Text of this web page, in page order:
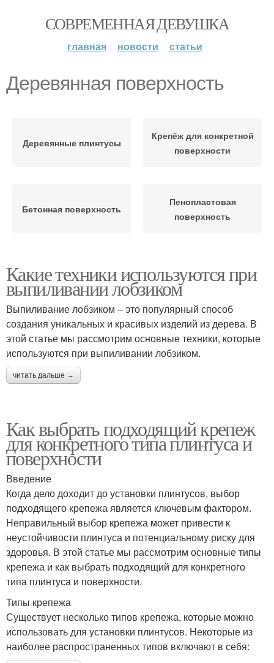
СОВРЕМЕННАЯ ДЕВУШКА
главная новости статьи
Деревянная поверхность
Деревянные плинтусы
Крепёж для конкретной
поверхности
Бетонная поверхность
Пенопластовая
поверхность
Какие техники используются при
выпиливании лобзиком
Выпиливание лобзиком – это популярный способ
создания уникальных и красивых изделий из дерева. В
этой статье мы рассмотрим основные техники, которые
используются при выпиливании лобзиком.
читать дальше →
Как выбрать подходящий крепеж
для конкретного типа плинтуса и
поверхности
Введение
Когда дело доходит до установки плинтусов, выбор
подходящего крепежа является ключевым фактором.
Неправильный выбор крепежа может привести к
неустойчивости плинтуса и потенциальному риску для
здоровья. В этой статье мы рассмотрим основные типы
крепежа и как выбрать подходящий для конкретного
типа плинтуса и поверхности.
Типы крепежа
Существует несколько типов крепежа, которые можно
использовать для установки плинтусов. Некоторые из
наиболее распространенных типов включают в себя: